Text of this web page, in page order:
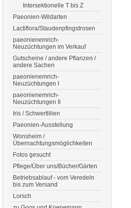
Intersektionelle T bis Z
Paeonien-Wildarten
Lactiflora/Staudenpfingstrosen
paeonienemrich-
Neuzüchtungen im Verkauf
Gutscheine / andere Pflanzen /
andere Sachen
paeonienemrich-
Neuzüchtungen I
paeonienemrich-
Neuzüchtungen II
Iris / Schwertlilien
Paeonien-Ausstellung
Wonsheim /
Übernachtungsmöglichkeiten
Fotos gesucht
Pflege/Über uns/Bücher/Gärten
Betriebsablauf - vom Veredeln
bis zum Versand
Lorsch